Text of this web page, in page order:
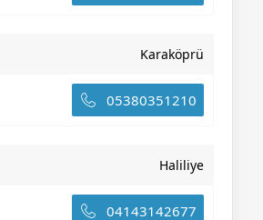
Karaköprü
05380351210
Haliliye
04143142677